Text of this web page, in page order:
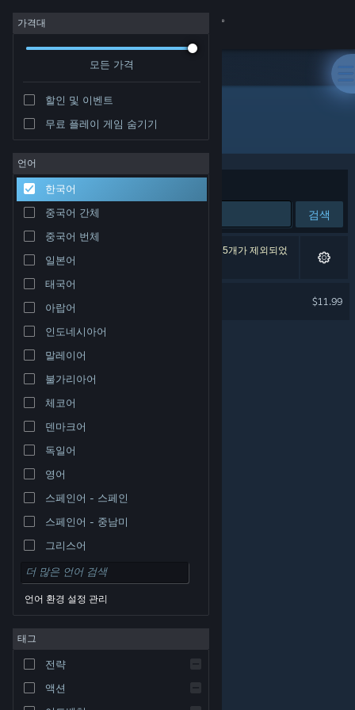
로그인
커뮤니티
정보
지원
언어 변경
Steam 모바일 앱 다운로드
PC 웹사이트 보기
© Valve Corporation. 모든 권리 보유. 모든 상표는 미국
및 기타 국가에서 각각 해당 소유자의 재산입니다.
환불| 쿠키
가격대
모든 가격
할인 및 이벤트
무료 플레이 게임 숨기기
언어
한국어
중국어 간체
중국어 번체
일본어
태국어
아랍어
인도네시아어
말레이어
불가리아어
체코어
덴마크어
독일어
영어
스페인어 - 스페인
스페인어 - 중남미
그리스어
언어 환경 설정 관리
태그
전략
액션
개발자: Vlambeer
정렬 기준 연관성
검색
검색 결과가 1개 있습니다. 환경 설정에 따라 게임 5개가 제외되었
습니다.
$11.99